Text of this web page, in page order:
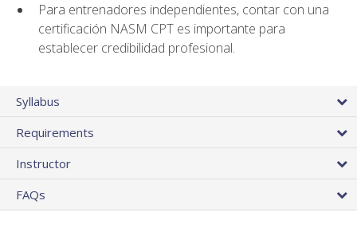
Para entrenadores independientes, contar con una
certificación NASM CPT es importante para
establecer credibilidad profesional.
Syllabus
Requirements
Instructor
FAQs